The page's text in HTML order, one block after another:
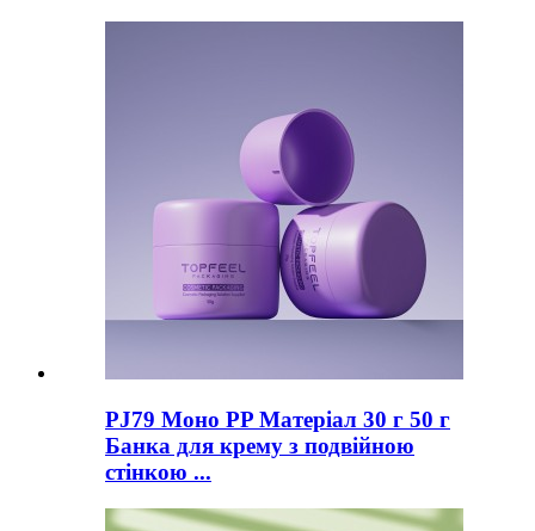
PJ79 Моно PP Матеріал 30 г 50 г
Банка для крему з подвійною
стінкою ...